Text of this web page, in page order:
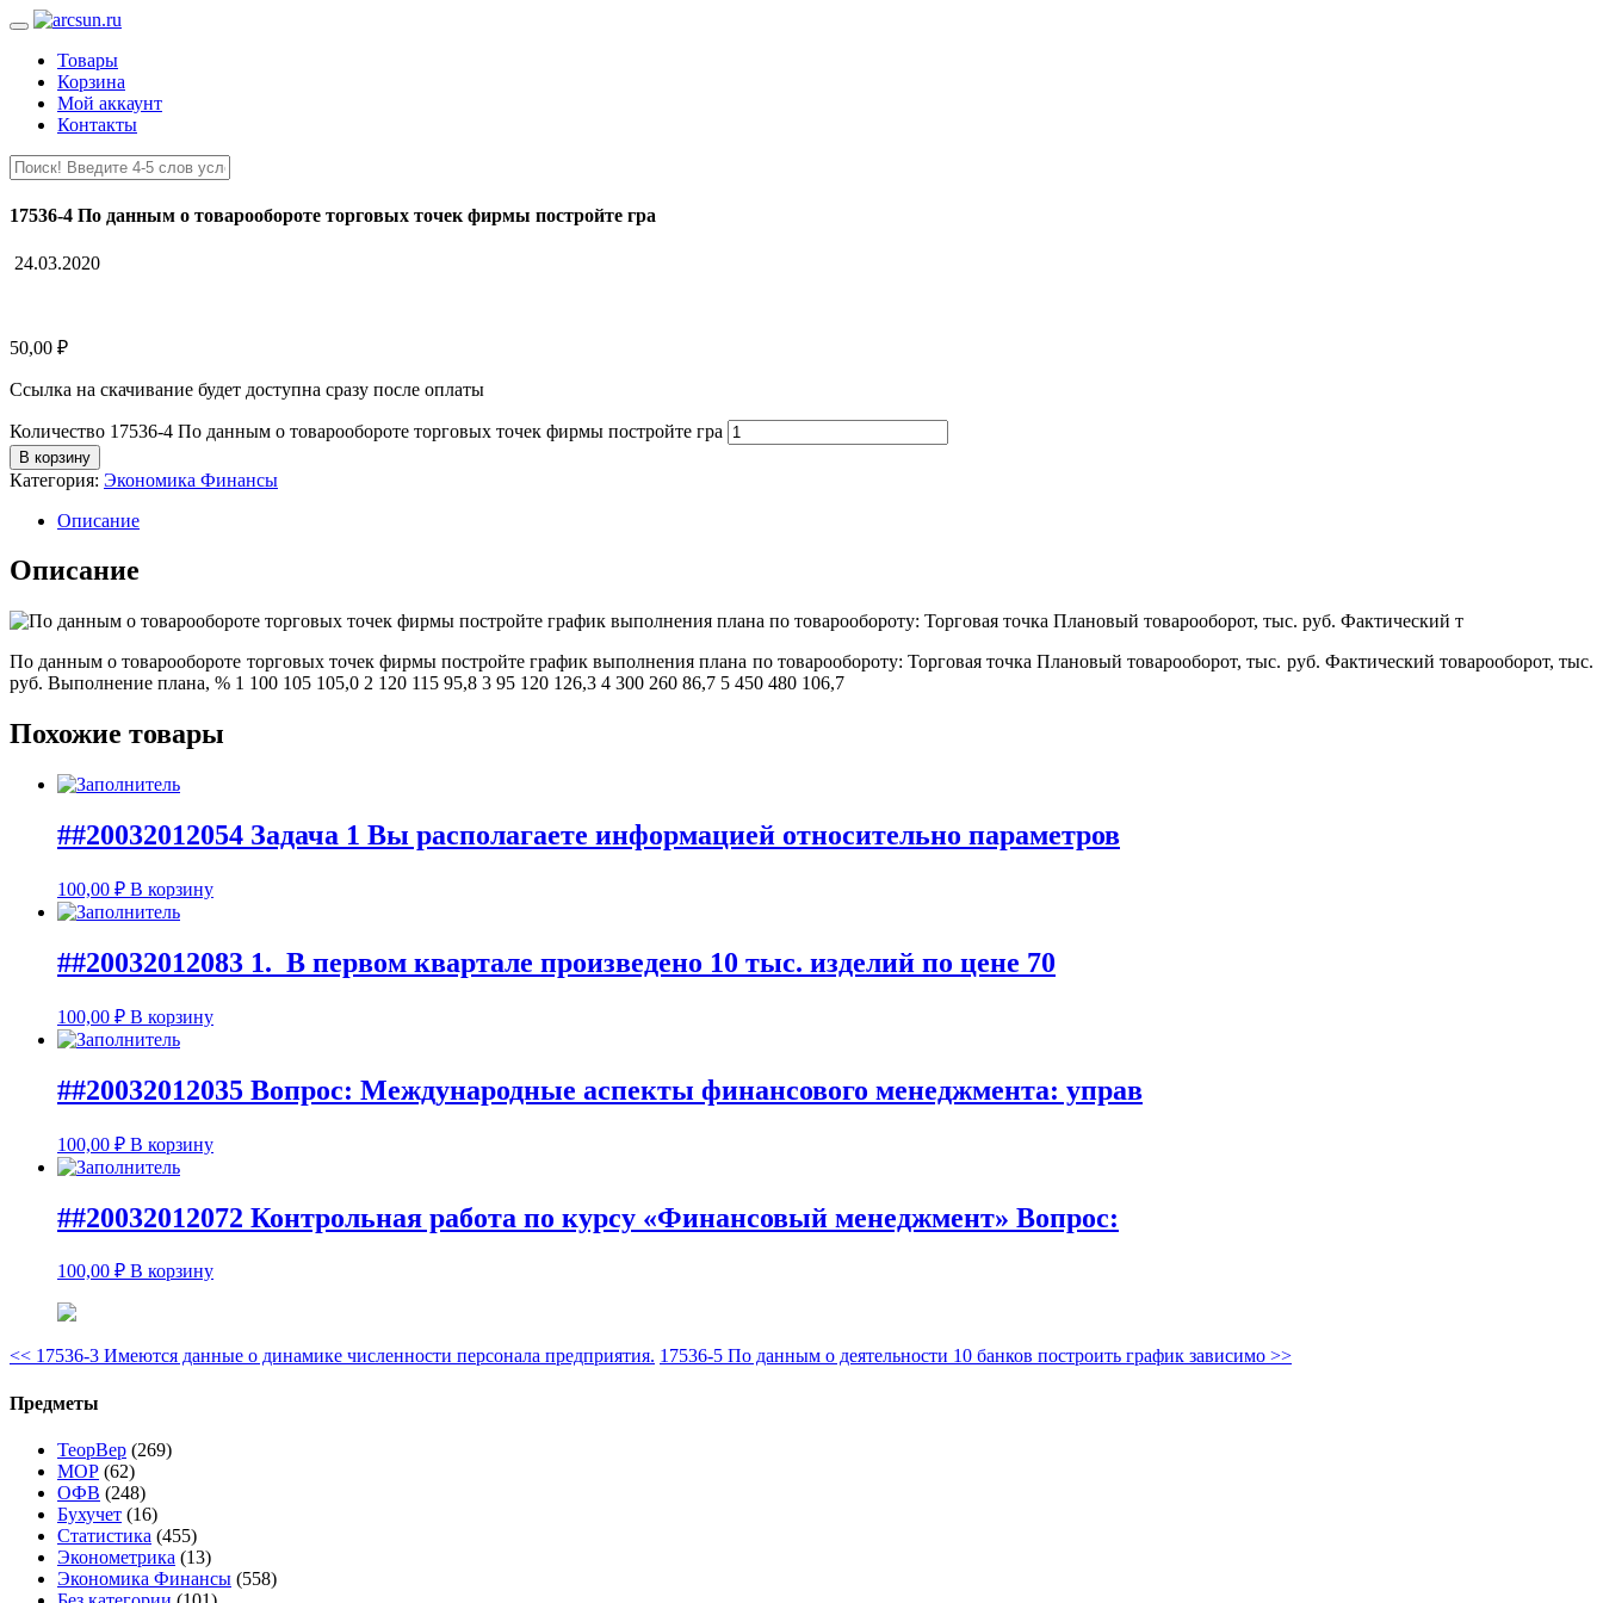
Товары
Корзина
Мой аккаунт
Контакты
17536-4 По данным о товарообороте торговых точек фирмы постройте гра
24.03.2020
50,00 ₽
Ссылка на скачивание будет доступна сразу после оплаты
Количество 17536-4 По данным о товарообороте торговых точек фирмы постройте гра
В корзину
Категория: Экономика Финансы
Описание
Описание
По данным о товарообороте торговых точек фирмы постройте график выполнения плана по товарообороту: Торговая точка Плановый товарооборот, тыс. руб. Фактический товарооборот, тыс.
руб. Выполнение плана, % 1 100 105 105,0 2 120 115 95,8 3 95 120 126,3 4 300 260 86,7 5 450 480 106,7
Похожие товары
##20032012054 Задача 1 Вы располагаете информацией относительно параметров
100,00 ₽ В корзину
##20032012083 1. В первом квартале произведено 10 тыс. изделий по цене 70
100,00 ₽ В корзину
##20032012035 Вопрос: Международные аспекты финансового менеджмента: управ
100,00 ₽ В корзину
##20032012072 Контрольная работа по курсу «Финансовый менеджмент» Вопрос:
100,00 ₽ В корзину
<< 17536-3 Имеются данные о динамике численности персонала предприятия. 17536-5 По данным о деятельности 10 банков построить график зависимо >>
Предметы
ТеорВер (269)
МОР (62)
ОФВ (248)
Бухучет (16)
Статистика (455)
Эконометрика (13)
Экономика Финансы (558)